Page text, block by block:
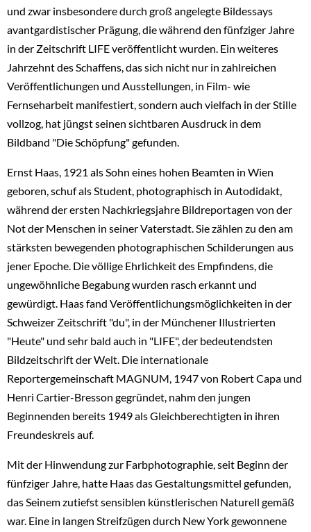
und zwar insbesondere durch groß angelegte Bildessays
avantgardistischer Prägung, die während den fünfziger Jahre
in der Zeitschrift LIFE veröffentlicht wurden. Ein weiteres
Jahrzehnt des Schaffens, das sich nicht nur in zahlreichen
Veröffentlichungen und Ausstellungen, in Film- wie
Fernseharbeit manifestiert, sondern auch vielfach in der Stille
vollzog, hat jüngst seinen sichtbaren Ausdruck in dem
Bildband "Die Schöpfung" gefunden.
Ernst Haas, 1921 als Sohn eines hohen Beamten in Wien
geboren, schuf als Student, photographisch in Autodidakt,
während der ersten Nachkriegsjahre Bildreportagen von der
Not der Menschen in seiner Vaterstadt. Sie zählen zu den am
stärksten bewegenden photographischen Schilderungen aus
jener Epoche. Die völlige Ehrlichkeit des Empfindens, die
ungewöhnliche Begabung wurden rasch erkannt und
gewürdigt. Haas fand Veröffentlichungsmöglichkeiten in der
Schweizer Zeitschrift "du", in der Münchener Illustrierten
"Heute" und sehr bald auch in "LIFE", der bedeutendsten
Bildzeitschrift der Welt. Die internationale
Reportergemeinschaft MAGNUM, 1947 von Robert Capa und
Henri Cartier-Bresson gegründet, nahm den jungen
Beginnenden bereits 1949 als Gleichberechtigten in ihren
Freundeskreis auf.
Mit der Hinwendung zur Farbphotographie, seit Beginn der
fünfziger Jahre, hatte Haas das Gestaltungsmittel gefunden,
das Seinem zutiefst sensiblen künstlerischen Naturell gemäß
war. Eine in langen Streifzügen durch New York gewonnene